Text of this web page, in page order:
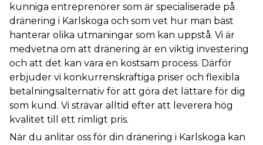
kunniga entreprenörer som är specialiserade på
dränering i Karlskoga och som vet hur man bäst
hanterar olika utmaningar som kan uppstå. Vi är
medvetna om att dränering är en viktig investering
och att det kan vara en kostsam process. Därför
erbjuder vi konkurrenskraftiga priser och flexibla
betalningsalternativ för att göra det lättare för dig
som kund. Vi strävar alltid efter att leverera hög
kvalitet till ett rimligt pris.
När du anlitar oss för din dränering i Karlskoga kan